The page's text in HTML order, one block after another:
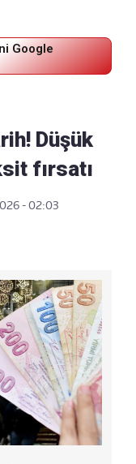
Google
Düşük
fırsatı
- 02:03